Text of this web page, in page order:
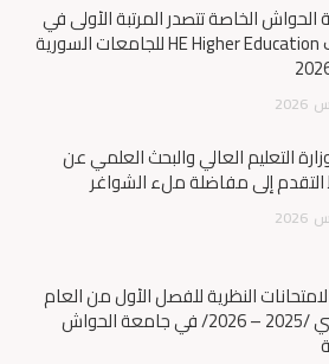
الخاصة تتصدر المرتبة الأولى في
تصنيف HE Higher Education للجامعات السورية
2026
التعليم العالي والبحث العلمي عن
إلى مفاضلة ملء الشواغر
2026
النظرية للفصل الأول من العام
الدراسي /2025 – 2026/ في جامعة الحواش